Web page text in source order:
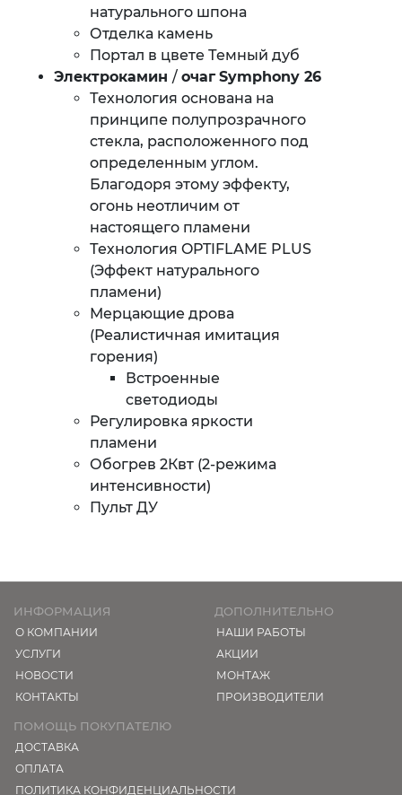
натурального шпона
Отделка камень
Портал в цвете Темный дуб
Электрокамин / очаг Symphony 26
Технология основана на
принципе полупрозрачного
стекла, расположенного под
определенным углом.
Благодоря этому эффекту,
огонь неотличим от
настоящего пламени
Технология OPTIFLAME PLUS
(Эффект натурального
пламени)
Мерцающие дрова
(Реалистичная имитация
горения)
Встроенные
светодиоды
Регулировка яркости
пламени
Обогрев 2Квт (2-режима
интенсивности)
Пульт ДУ
ИНФОРМАЦИЯ
О КОМПАНИИ
УСЛУГИ
НОВОСТИ
КОНТАКТЫ
ДОПОЛНИТЕЛЬНО
НАШИ РАБОТЫ
АКЦИИ
МОНТАЖ
ПРОИЗВОДИТЕЛИ
ПОМОЩЬ ПОКУПАТЕЛЮ
ДОСТАВКА
ОПЛАТА
ПОЛИТИКА КОНФИДЕНЦИАЛЬНОСТИ